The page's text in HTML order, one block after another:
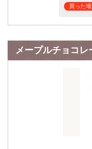
買った
メープルチョコレ